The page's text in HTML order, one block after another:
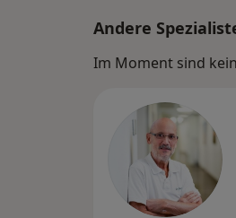
Andere
Im Moment sind